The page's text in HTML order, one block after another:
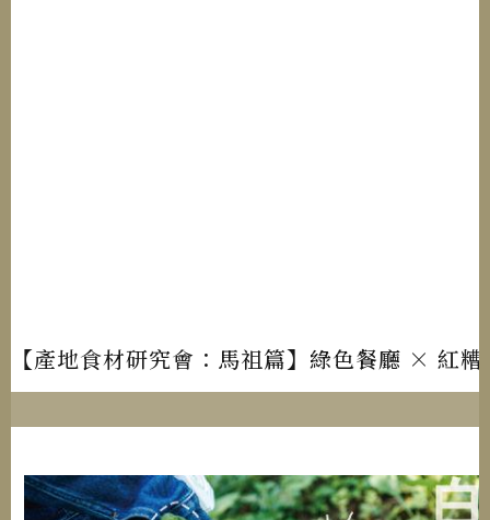
【產地食材研究會：馬祖篇】綠色餐廳 × 紅